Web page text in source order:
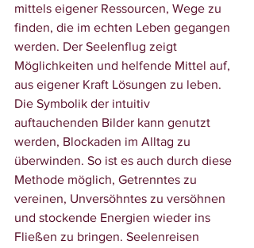
mittels eigener Ressourcen, Wege zu
finden, die im echten Leben gegangen
werden. Der Seelenflug zeigt
Möglichkeiten und helfende Mittel auf,
aus eigener Kraft Lösungen zu leben.
Die Symbolik der intuitiv
auftauchenden Bilder kann genutzt
werden, Blockaden im Alltag zu
überwinden. So ist es auch durch diese
Methode möglich, Getrenntes zu
vereinen, Unversöhntes zu versöhnen
und stockende Energien wieder ins
Fließen zu bringen. Seelenreisen